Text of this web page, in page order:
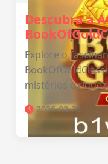
Descubra a
Explore o
mistérios e
2026-03-25